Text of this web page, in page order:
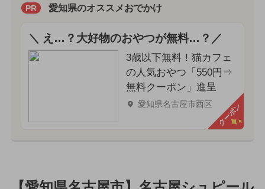
PR 愛知県のオススメおでかけ
＼ え…？大好物のおやつが無料…？／
3歳以下無料！猫カフェ
の人気おやつ「550円⇒
無料クーポン」進呈
愛知県名古屋市西区 クーポン